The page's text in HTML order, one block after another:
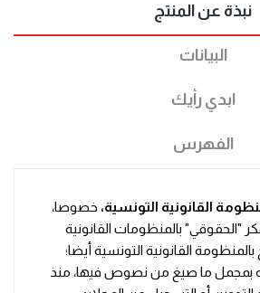
نبذة عن المنتج
البيانات
ابدي رأيك
الفهرس
القانونية التونسية، خصوصا،
"الحقوقي" بالمنظومات القانونية
القانونية التونسية أيضا؛
بمجمل ما صيغ من نصوص فيها، منذ